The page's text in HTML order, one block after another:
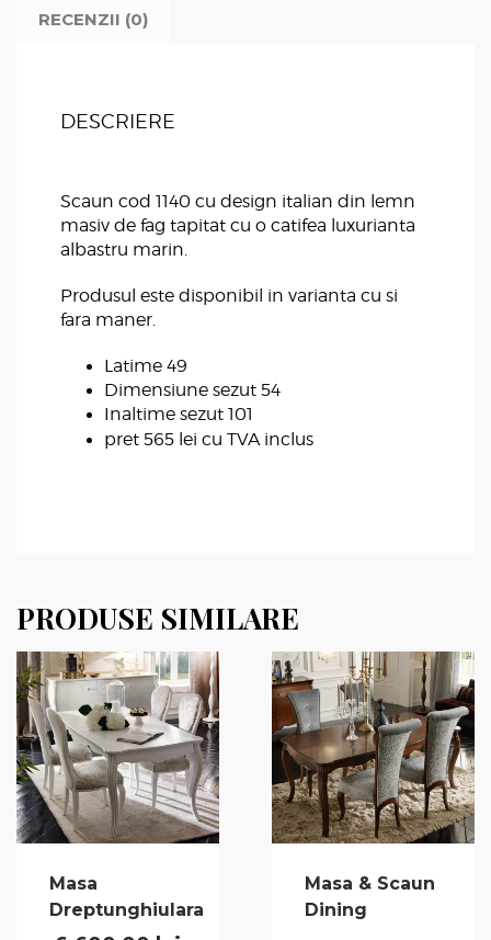
RECENZII (0)
DESCRIERE
Scaun cod 1140 cu design italian din lemn
masiv de fag tapitat cu o catifea luxurianta
albastru marin.
Produsul este disponibil in varianta cu si
fara maner.
Latime 49
Dimensiune sezut 54
Inaltime sezut 101
pret 565 lei cu TVA inclus
PRODUSE SIMILARE
Masa
Dreptunghiulara
Masa & Scaun
Dining